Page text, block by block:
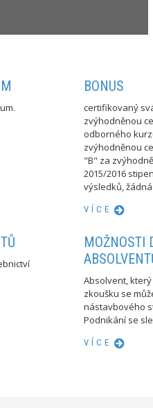
BONUS
certifikovaný
zvýhodněnou
odborného
zvýhodněnou
"B" za
2015/2016
výsledků,
VÍCE
MOŽNOSTI
Absolvent,
zkoušku se
nástavbového
Podnikání se
VÍCE